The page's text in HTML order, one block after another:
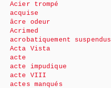
Acier trompé
acquise
âcre odeur
Acrimed
acrobatiquement suspendus
Acta Vista
acte
acte impudique
acte VIII
actes manqués